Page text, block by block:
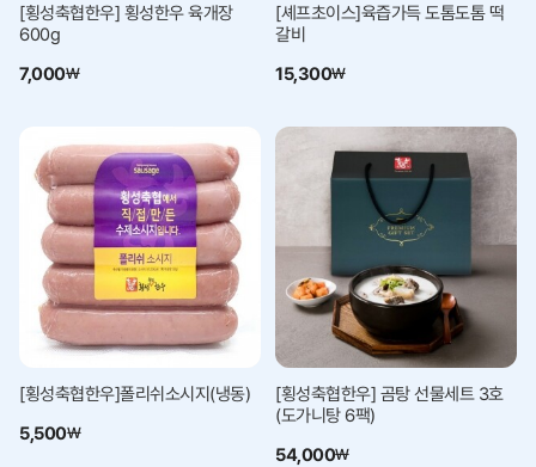
[횡성축협한우] 횡성한우 육개장
600g
7,000₩
[셰프초이스]육즙가득 도톰도톰 떡
갈비
15,300₩
[횡성축협한우]폴리쉬소시지(냉동)
5,500₩
[횡성축협한우] 곰탕 선물세트 3호
(도가니탕 6팩)
54,000₩